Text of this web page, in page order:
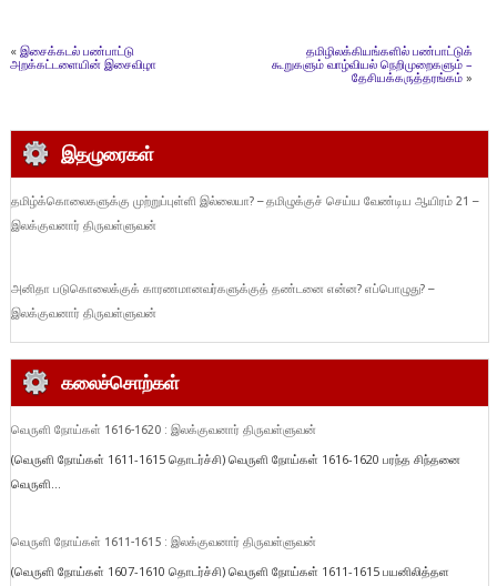
« இசைக்கடல் பண்பாட்டு
அறக்கட்டளையின் இசைவிழா
தமிழிலக்கியங்களில் பண்பாட்டுக்
கூறுகளும் வாழ்வியல் நெறிமுறைகளும் –
தேசியக்கருத்தரங்கம் »
இதழுரைகள்
தமிழ்க்கொலைகளுக்கு முற்றுப்புள்ளி இல்லையா? – தமிழுக்குச் செய்ய வேண்டிய ஆயிரம் 21 –
இலக்குவனார் திருவள்ளுவன்
அனிதா படுகொலைக்குக் காரணமானவர்களுக்குத் தண்டனை என்ன? எப்பொழுது? –
இலக்குவனார் திருவள்ளுவன்
கலைச்சொற்கள்
வெருளி நோய்கள் 1616-1620 : இலக்குவனார் திருவள்ளுவன்
(வெருளி நோய்கள் 1611-1615 தொடர்ச்சி) வெருளி நோய்கள் 1616-1620 பரந்த சிந்தனை
வெருளி...
வெருளி நோய்கள் 1611-1615 : இலக்குவனார் திருவள்ளுவன்
(வெருளி நோய்கள் 1607-1610 தொடர்ச்சி) வெருளி நோய்கள் 1611-1615 பயனிலித்தள